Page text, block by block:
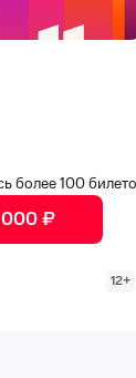
более 100
000 ₽
12+